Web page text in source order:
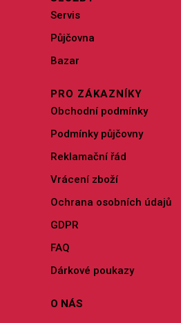
Servis
Půjčovna
Bazar
PRO ZÁKAZNÍKY
Obchodní podmínky
Podmínky půjčovny
Reklamační řád
Vrácení zboží
Ochrana osobních údajů
GDPR
FAQ
Dárkové poukazy
O NÁS